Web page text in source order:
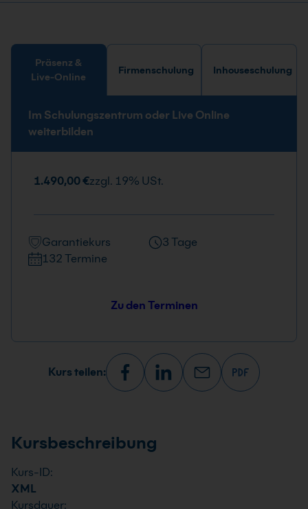
Präsenz &
Live-Online
Firmenschulung Inhouseschulung
Im Schulungszentrum oder Live Online
weiterbilden
1.490,00 €zzgl. 19% USt.
Garantiekurs
3 Tage
132 Termine
Zu den Terminen
Kurs teilen:
Kursbeschreibung
Kurs-ID:
XML
Kursdauer: